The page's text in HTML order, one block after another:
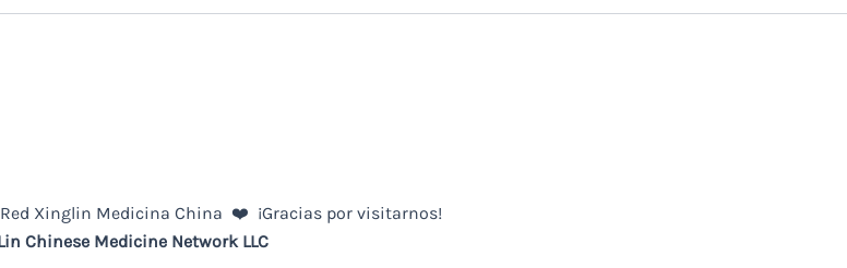
Red Xinglin Medicina China ❤️ ¡Gracias por visitarnos!
Chinese Medicine Network LLC